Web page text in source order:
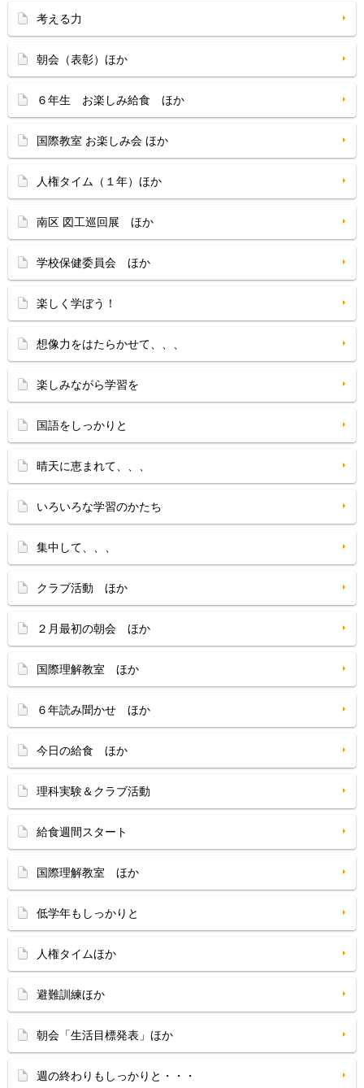
考える力
朝会（表彰）ほか
６年生 お楽しみ給食 ほか
国際教室 お楽しみ会 ほか
人権タイム（１年）ほか
南区 図工巡回展 ほか
学校保健委員会 ほか
楽しく学ぼう！
想像力をはたらかせて、、、
楽しみながら学習を
国語をしっかりと
晴天に恵まれて、、、
いろいろな学習のかたち
集中して、、、
クラブ活動 ほか
２月最初の朝会 ほか
国際理解教室 ほか
６年読み聞かせ ほか
今日の給食 ほか
理科実験＆クラブ活動
給食週間スタート
国際理解教室 ほか
低学年もしっかりと
人権タイムほか
避難訓練ほか
朝会「生活目標発表」ほか
週の終わりもしっかりと・・・